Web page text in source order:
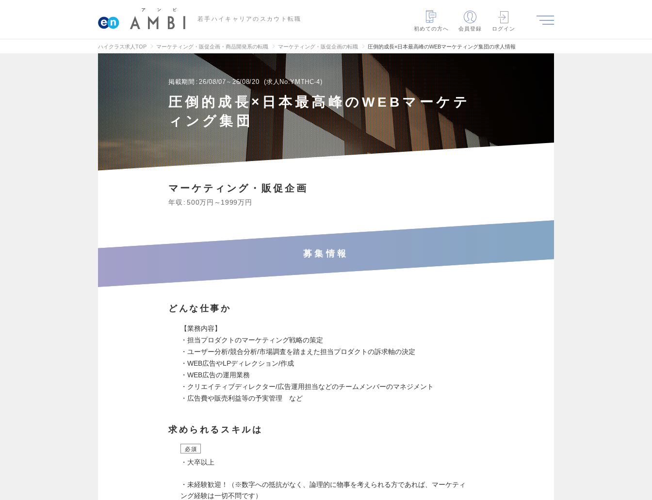
若手ハイキャリアのスカウト転職
初めての方へ
会員登録 ログイン
ハイクラス求人TOP マーケティング・販促企画・商品開発系の転職 マーケティング・販促企画の転職 圧倒的成長×日本最高峰のWEBマーケティング集団の求人情報
掲載期間 26/08/07～26/08/20 求人No.YMTHC-4
圧倒的成長×日本最高峰のWEBマーケテ
ィング集団
マーケティング・販促企画
年収 500万円～1999万円
募集情報
どんな仕事か
【業務内容】
・担当プロダクトのマーケティング戦略の策定
・ユーザー分析/競合分析/市場調査を踏まえた担当プロダクトの訴求軸の決定
・WEB広告やLPディレクション/作成
・WEB広告の運用業務
・クリエイティブディレクター/広告運用担当などのチームメンバーのマネジメント
・広告費や販売利益等の予実管理 など
求められるスキルは
必須
・大卒以上
・未経験歓迎！（※数字への抵抗がなく、論理的に物事を考えられる方であれば、マーケティ
ング経験は一切不問です）